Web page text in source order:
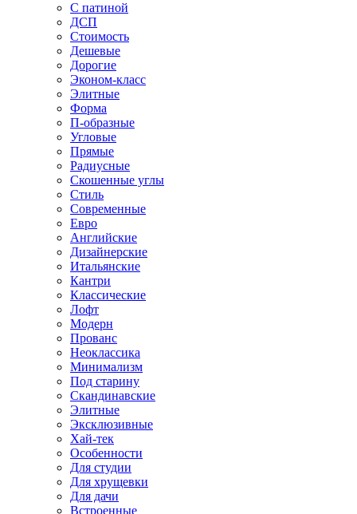
С патиной
ДСП
Стоимость
Дешевые
Дорогие
Эконом-класс
Элитные
Форма
П-образные
Угловые
Прямые
Радиусные
Скошенные углы
Стиль
Современные
Евро
Английские
Дизайнерские
Итальянские
Кантри
Классические
Лофт
Модерн
Прованс
Неоклассика
Минимализм
Под старину
Скандинавские
Элитные
Эксклюзивные
Хай-тек
Особенности
Для студии
Для хрущевки
Для дачи
Встроенные